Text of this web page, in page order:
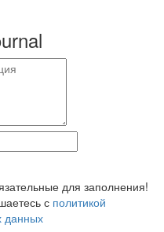
для заполнения!
с политикой
данных